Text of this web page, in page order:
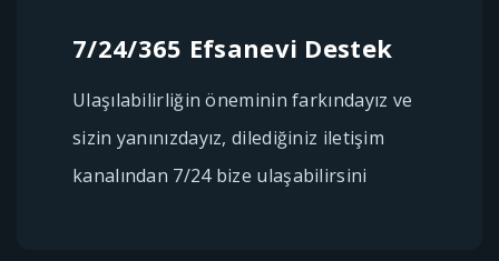
7/24/365 Efsanevi Destek
Ulaşılabilirliğin öneminin farkındayız ve
sizin yanınızdayız, dilediğiniz iletişim
kanalından 7/24 bize ulaşabilirsini